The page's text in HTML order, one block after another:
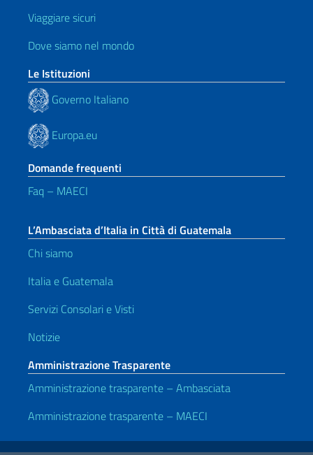
Viaggiare sicuri
Dove siamo nel mondo
Le Istituzioni
Governo Italiano
Europa.eu
Domande frequenti
Faq – MAECI
L’Ambasciata d’Italia in Città di Guatemala
Chi siamo
Italia e Guatemala
Servizi Consolari e Visti
Notizie
Amministrazione Trasparente
Amministrazione trasparente – Ambasciata
Amministrazione trasparente – MAECI